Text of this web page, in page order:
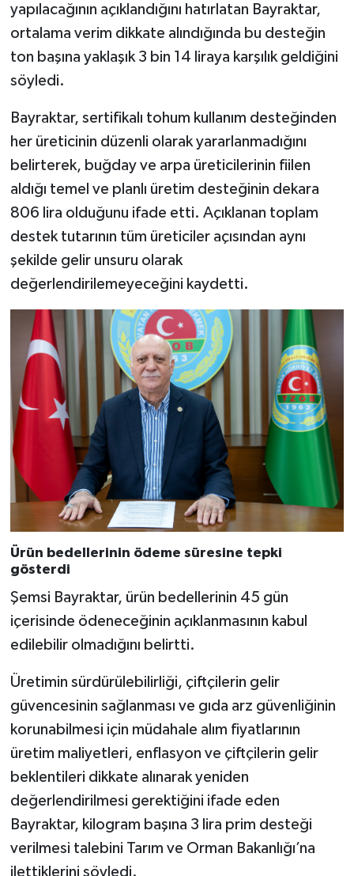
yapılacağının açıklandığını hatırlatan Bayraktar,
ortalama verim dikkate alındığında bu desteğin
ton başına yaklaşık 3 bin 14 liraya karşılık geldiğini
söyledi.
Bayraktar, sertifikalı tohum kullanım desteğinden
her üreticinin düzenli olarak yararlanmadığını
belirterek, buğday ve arpa üreticilerinin fiilen
aldığı temel ve planlı üretim desteğinin dekara
806 lira olduğunu ifade etti. Açıklanan toplam
destek tutarının tüm üreticiler açısından aynı
şekilde gelir unsuru olarak
değerlendirilemeyeceğini kaydetti.
Ürün bedellerinin ödeme süresine tepki
gösterdi
Şemsi Bayraktar, ürün bedellerinin 45 gün
içerisinde ödeneceğinin açıklanmasının kabul
edilebilir olmadığını belirtti.
Üretimin sürdürülebilirliği, çiftçilerin gelir
güvencesinin sağlanması ve gıda arz güvenliğinin
korunabilmesi için müdahale alım fiyatlarının
üretim maliyetleri, enflasyon ve çiftçilerin gelir
beklentileri dikkate alınarak yeniden
değerlendirilmesi gerektiğini ifade eden
Bayraktar, kilogram başına 3 lira prim desteği
verilmesi talebini Tarım ve Orman Bakanlığı’na
ilettiklerini söyledi.